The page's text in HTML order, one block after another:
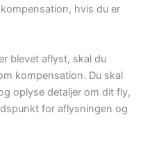
hvis du er
blevet aflyst, skal du
kompensation. Du skal
oplyse detaljer om dit fly,
for aflysningen og